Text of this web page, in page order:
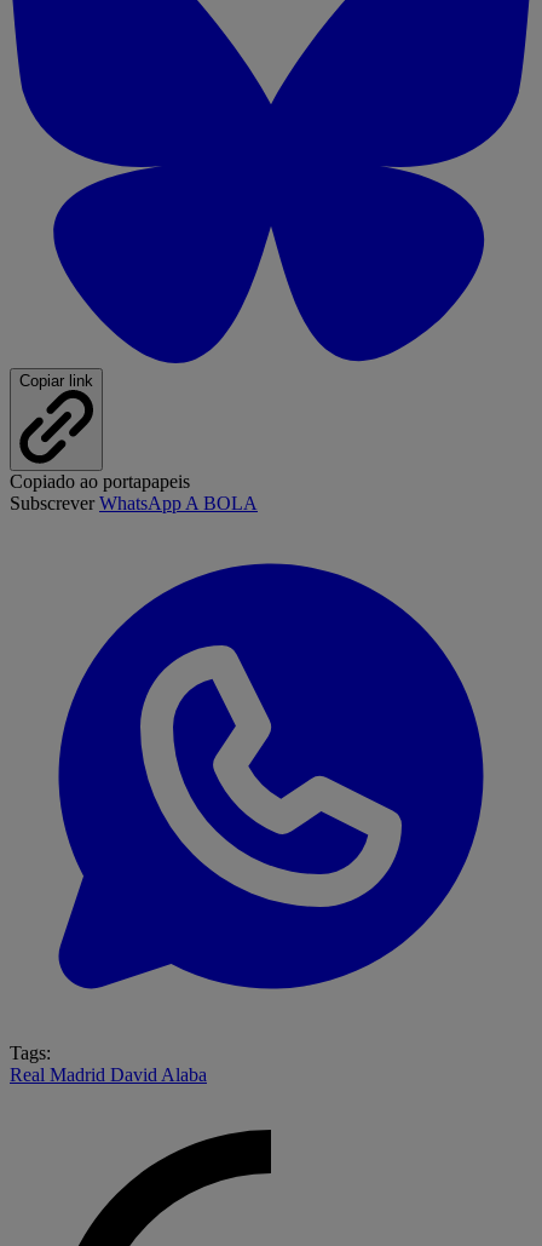
Copiar link
Copiado ao portapapeis
SubscreverWhatsApp A BOLA
Tags:
Real Madrid David Alaba